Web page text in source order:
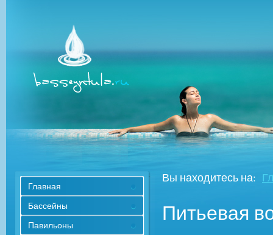
Главная
Бассейны
Павильоны
Вы находитесь на:
Питьевая